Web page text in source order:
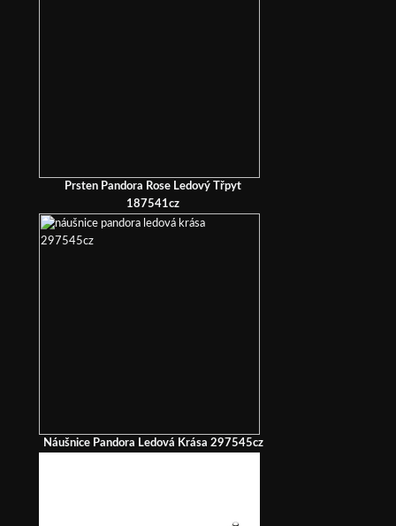
Prsten Pandora Rose Ledový Třpyt
187541cz
Náušnice Pandora Ledová Krása 297545cz